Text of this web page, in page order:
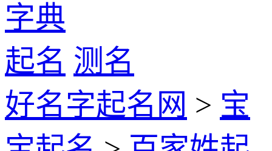
字典
起名 测名
好名字起名网 > 宝